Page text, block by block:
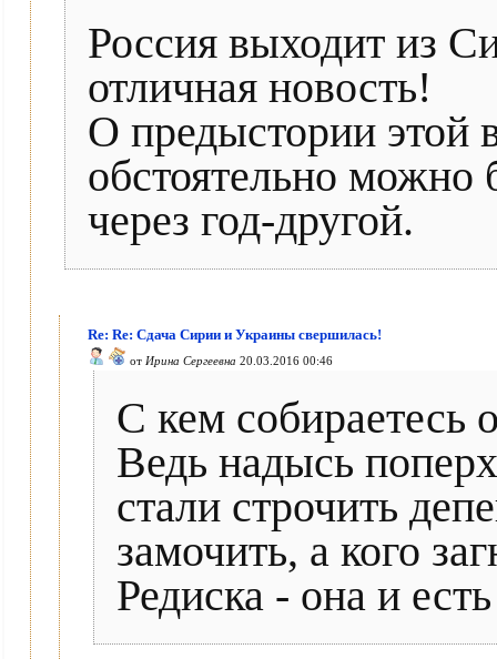
Россия выходит из
отличная новость!
О предыстории этой
обстоятельно можно
через год-другой.
Re: Re: Сдача Сирии и Украины свершилась!
от Ирина Сергеевна 20.03.2016 00:46
С кем собираетесь
Ведь надысь
стали строчить
замочить, а кого
Редиска - она и